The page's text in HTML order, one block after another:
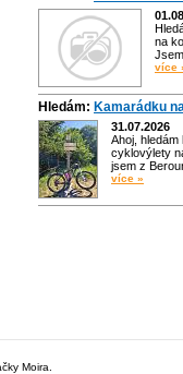
na
více
Hledám: Kamarádku
31.07.2026
Ahoj,
cyklovýlety
jsem z
více »
Moira.